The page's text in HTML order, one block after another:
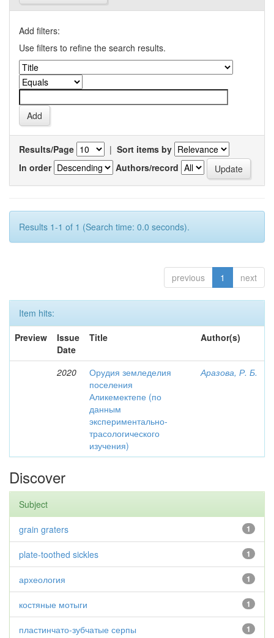
Add filters:
Use filters to refine the search results.
Results/Page | Sort items by
In order
Authors/record
Results 1-1 of 1 (Search time: 0.0 seconds).
previous 1 next
Item hits:
Preview
Issue
Date
Title Author(s)
2020
Орудия земледелия
поселения
Аликемектепе (по
данным
экспериментально-
трасологического
изучения)
Аразова, Р. Б.
Discover
Subject
1
grain graters
1
plate-toothed sickles
1
археология
1
костяные мотыги
1
пластинчато-зубчатые серпы